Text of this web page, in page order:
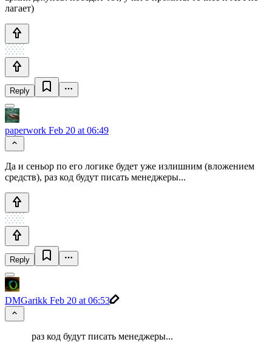
лагает)
Reply
paperwork Feb 20 at 06:49
Да и сеньор по его логике будет уже излишним (вложением
средств), раз код будут писать менеджеры...
Reply
DMGarikk Feb 20 at 06:53
раз код будут писать менеджеры...